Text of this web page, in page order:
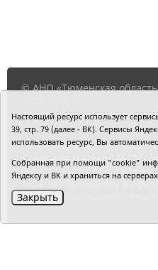
© АНО «Тюменская область
Главный редактор Рябков
Адрес для писем: 625000,
Регистрация СМИ:
службой по надзору в
«Тюменская область
Настоящий ресурс использует
39, стр. 79 (далее - ВК). Сервисы
использовать ресурс, Вы
Собранная при помощи "cookie"
Яндексу и ВК и храниться на
Закрыть